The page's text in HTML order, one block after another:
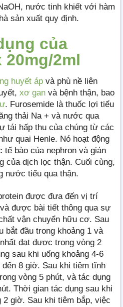
nước tinh khiết với hàm
sản xuất quy định.
của
2ml
huyết áp và phù nề liên
xơ gan và bệnh thận, bao
. Furosemide là thuốc lợi tiểu
thải Na + và nước qua
tái hấp thu của chúng từ các
quai Henle. Nó hoạt động
bào của nephron và gián
của dịch lọc thận. Cuối cùng,
nước tiểu qua thận.
được đưa đến vị trí
được bài tiết thông qua sự
vận chuyển hữu cơ. Sau
bắt đầu trong khoảng 1 và
đạt được trong vòng 2
sau khi uống khoảng 4-6
8 giờ. Sau khi tiêm tĩnh
vòng 5 phút, và tác dụng
Thời gian tác dụng sau khi
giờ. Sau khi tiêm bắp, việc